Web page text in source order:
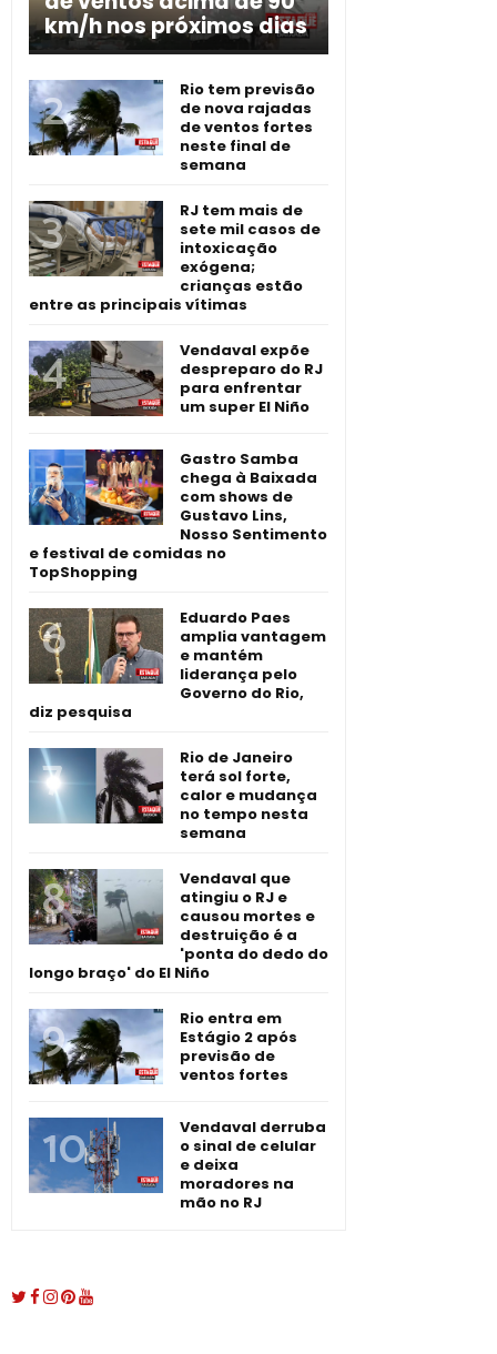
km/h nos próximos dias
Rio tem previsão
de nova rajadas
de ventos fortes
neste final de
semana
RJ tem mais de
sete mil casos de
intoxicação
exógena;
crianças estão
entre as principais vítimas
Vendaval expõe
despreparo do RJ
para enfrentar
um super El Niño
Gastro Samba
chega à Baixada
com shows de
Gustavo Lins,
Nosso Sentimento
e festival de comidas no
TopShopping
Eduardo Paes
amplia vantagem
e mantém
liderança pelo
Governo do Rio,
diz pesquisa
Rio de Janeiro
terá sol forte,
calor e mudança
no tempo nesta
semana
Vendaval que
atingiu o RJ e
causou mortes e
destruição é a
'ponta do dedo do
longo braço' do El Niño
Rio entra em
Estágio 2 após
previsão de
ventos fortes
Vendaval derruba
o sinal de celular
e deixa
moradores na
mão no RJ